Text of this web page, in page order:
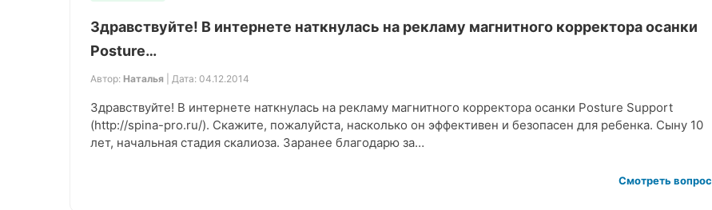
Здравствуйте! В интернете наткнулась на рекламу магнитного корректора осанки
Posture…
Автор: Наталья | Дата: 04.12.2014
Здравствуйте! В интернете наткнулась на рекламу магнитного корректора осанки Posture Support
(http://spina-pro.ru/). Скажите, пожалуйста, насколько он эффективен и безопасен для ребенка. Сыну 10
лет, начальная стадия скалиоза. Заранее благодарю за…
Смотреть вопрос